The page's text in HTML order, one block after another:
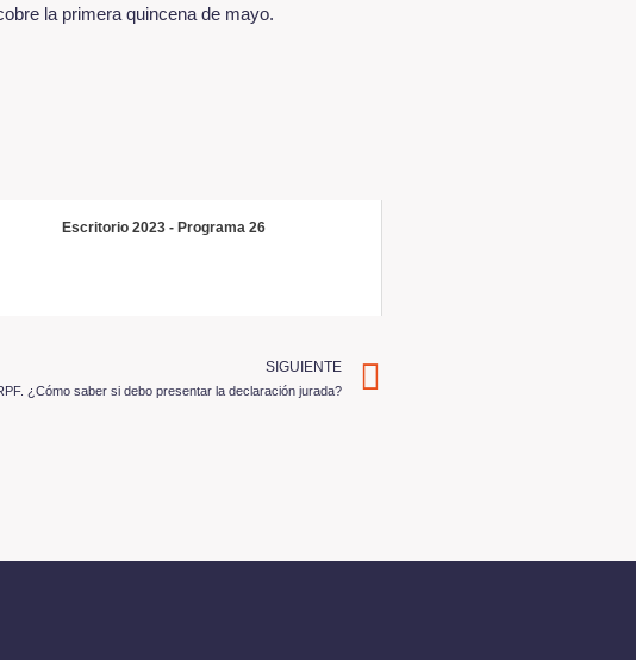
la primera quincena de mayo.
Escritorio 2023 - Programa 26
SIGUIENTE
¿Cómo saber si debo presentar la declaración jurada?